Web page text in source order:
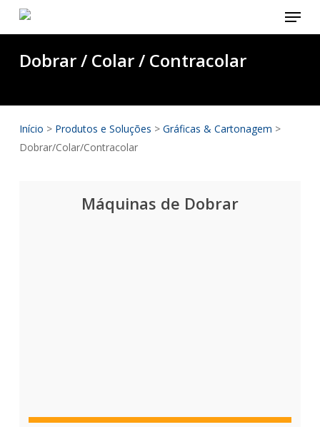
content
Menu
Dobrar / Colar / Contracolar
Início > Produtos e Soluções > Gráficas & Cartonagem >
Dobrar/Colar/Contracolar
Máquinas de Dobrar